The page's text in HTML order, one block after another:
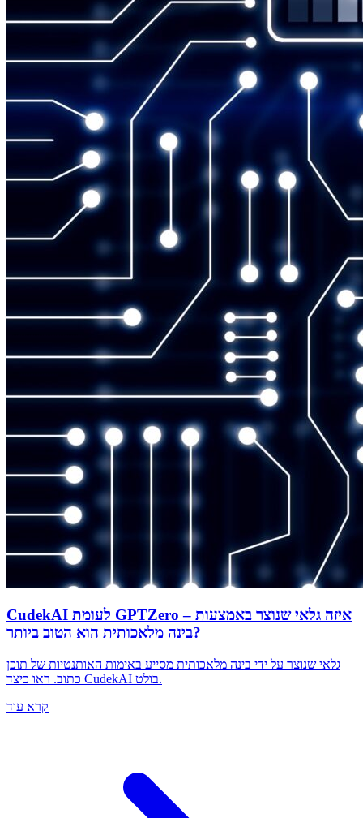
CudekAI לעומת GPTZero – איזה גלאי שנוצר באמצעות
בינה מלאכותית הוא הטוב ביותר?
גלאי שנוצר על ידי בינה מלאכותית מסייע באימות האותנטיות של תוכן
כתוב. ראו כיצד CudekAI בולט.
קרא עוד